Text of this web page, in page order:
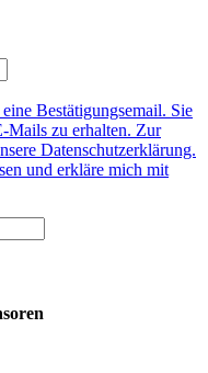
Bestätigungsemail. Sie
Mails zu erhalten. Zur
Datenschutzerklärung.
und erkläre mich mit